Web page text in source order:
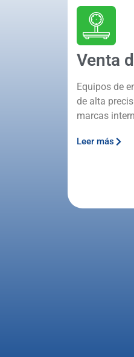
Venta
Equipos de
de alta
marcas
Leer más